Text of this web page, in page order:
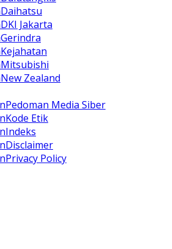
Daihatsu
DKI Jakarta
Gerindra
Kejahatan
Mitsubishi
New Zealand
Pedoman Media Siber
Kode Etik
Indeks
Disclaimer
Privacy Policy